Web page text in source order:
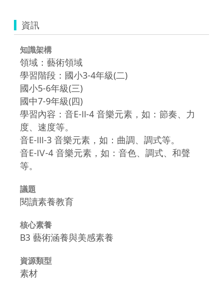
資訊
知識架構
領域：藝術領域
學習階段：國小3-4年級(二)
國小5-6年級(三)
國中7-9年級(四)
學習內容：音E-Ⅱ-4 音樂元素，如：節奏、力
度、速度等。
音E-Ⅲ-3 音樂元素，如：曲調、調式等。
音E-Ⅳ-4 音樂元素，如：音色、調式、和聲
等。
議題
閱讀素養教育
核心素養
B3 藝術涵養與美感素養
資源類型
素材